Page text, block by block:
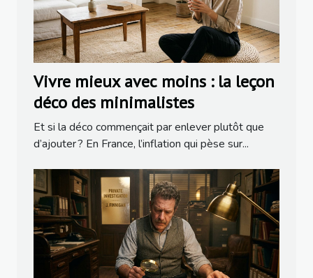
Vivre mieux avec moins : la leçon
déco des minimalistes
Et si la déco commençait par enlever plutôt que
d’ajouter ? En France, l’inflation qui pèse sur...